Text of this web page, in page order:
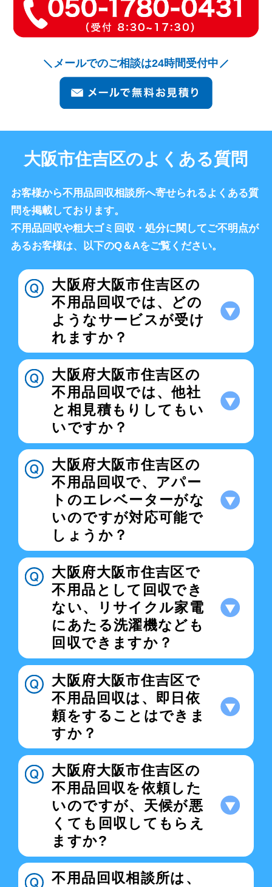
メールでのご相談は24時間受付中
大阪市住吉区のよくある質問
お客様から不用品回収相談所へ寄せられるよくある質
問を掲載しております。
不用品回収や粗大ゴミ回収・処分に関してご不明点が
あるお客様は、以下のQ＆Aをご覧ください。
大阪府大阪市住吉区の
不用品回収では、どの
ようなサービスが受け
れますか？
大阪府大阪市住吉区の
不用品回収では、他社
と相見積もりしてもい
いですか？
大阪府大阪市住吉区の
不用品回収で、アパー
トのエレベーターがな
いのですが対応可能で
しょうか？
大阪府大阪市住吉区で
不用品として回収でき
ない、リサイクル家電
にあたる洗濯機なども
回収できますか？
大阪府大阪市住吉区で
不用品回収は、即日依
頼をすることはできま
すか？
大阪府大阪市住吉区の
不用品回収を依頼した
いのですが、天候が悪
くても回収してもらえ
ますか?
不用品回収相談所は、